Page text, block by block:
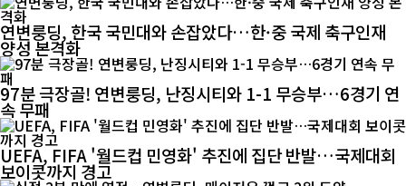
연변룽딩, 한국 국민대와 손잡았다…한·중 국제 축구인재
양성 본격화
97분 극장골! 연변룽딩, 난징시티와 1-1 무승부…6경기 연
속 무패
UEFA, FIFA '월드컵 민영화' 추진에 집단 반발…국제대회
보이콧까지 경고